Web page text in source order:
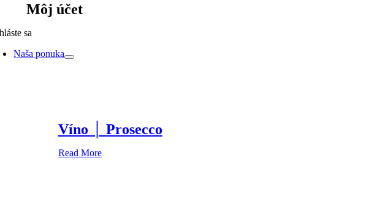
Môj účet
sa
Naša ponuka
Víno │ Prosecco
Read More